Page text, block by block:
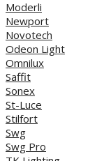
Moderli
Newport
Novotech
Odeon Light
Omnilux
Saffit
Sonex
St-Luce
Stilfort
Swg
Swg Pro